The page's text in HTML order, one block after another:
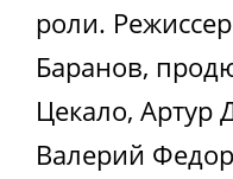
роли.
Баранов,
Цекало, Артур
Валерий